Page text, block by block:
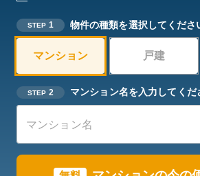
STEP 1 物件の種類を選択してくださ
マンション 戸建
STEP 2 マンション名を入力してくだ